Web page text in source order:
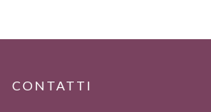
CONTATTI